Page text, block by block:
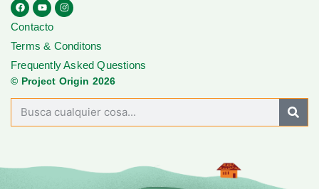
Contacto
Terms & Conditons
Frequently Asked Questions
© Project Origin 2026